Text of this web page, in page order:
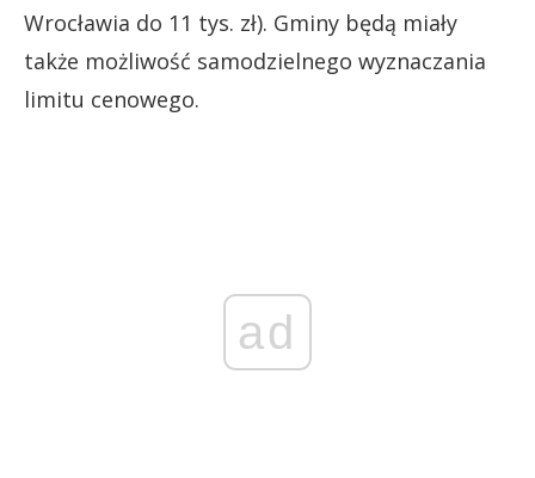
Wrocławia do 11 tys. zł). Gminy będą miały
także możliwość samodzielnego wyznaczania
limitu cenowego.
ad